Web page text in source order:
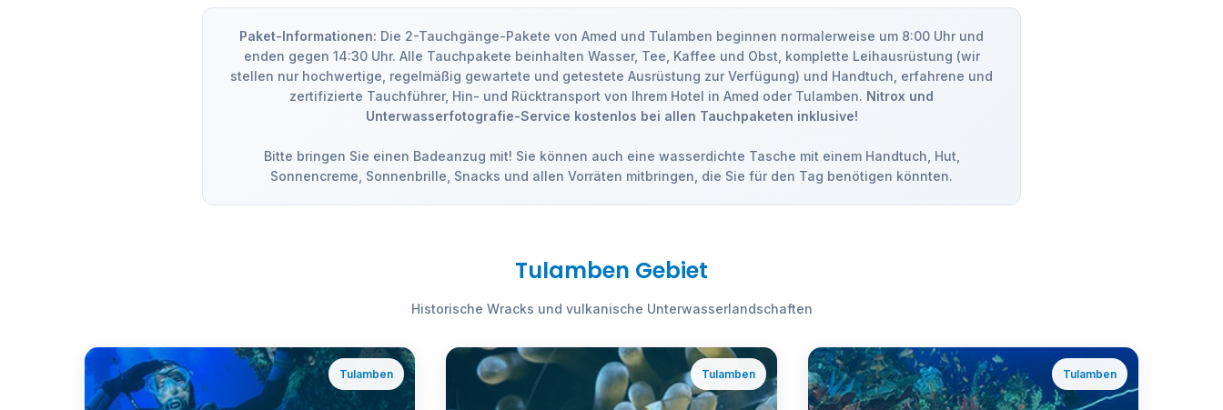
Paket-Informationen: Die 2-Tauchgänge-Pakete von Amed und Tulamben beginnen normalerweise um 8:00 Uhr und
enden gegen 14:30 Uhr. Alle Tauchpakete beinhalten Wasser, Tee, Kaffee und Obst, komplette Leihausrüstung (wir
stellen nur hochwertige, regelmäßig gewartete und getestete Ausrüstung zur Verfügung) und Handtuch, erfahrene und
zertifizierte Tauchführer, Hin- und Rücktransport von Ihrem Hotel in Amed oder Tulamben. Nitrox und
Unterwasserfotografie-Service kostenlos bei allen Tauchpaketen inklusive!
Bitte bringen Sie einen Badeanzug mit! Sie können auch eine wasserdichte Tasche mit einem Handtuch, Hut,
Sonnencreme, Sonnenbrille, Snacks und allen Vorräten mitbringen, die Sie für den Tag benötigen könnten.
Tulamben Gebiet
Historische Wracks und vulkanische Unterwasserlandschaften
ℹ️
Tulamben ℹ️
Tulamben ℹ️
Tulamben